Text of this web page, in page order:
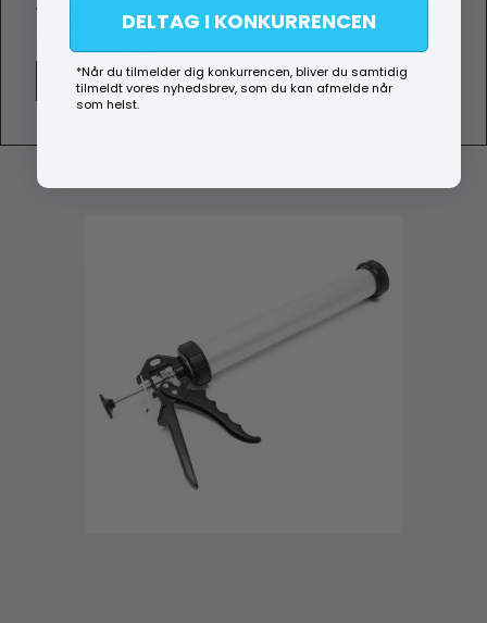
159,00 DKK
(ekskl. moms)
Vis produkt
DELTAG I KONKURRENCEN
*Når du tilmelder dig konkurrencen, bliver du samtidig
tilmeldt vores nyhedsbrev, som du kan afmelde når
som helst.